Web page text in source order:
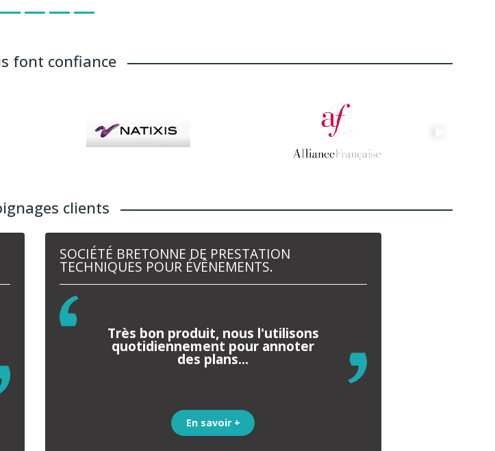
font confiance
clients
SOCIÉTÉ BRETONNE DE PRESTATION
TECHNIQUES POUR ÉVÊNEMENTS.
Très bon produit, nous l'utilisons
quotidiennement pour annoter
des plans...
En savoir +